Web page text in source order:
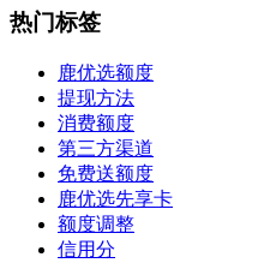
热门标签
鹿优选额度
提现方法
消费额度
第三方渠道
免费送额度
鹿优选先享卡
额度调整
信用分